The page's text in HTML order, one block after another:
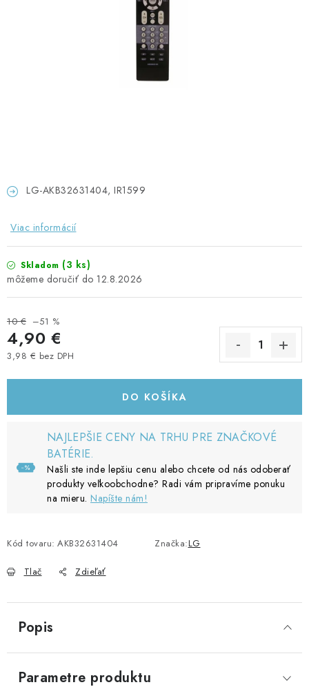
LG-AKB32631404, IR1599
Viac informácií
Skladom (3 ks)
12.8.2026
10 € –51 %
4,90 €
3,98 € bez DPH
DO KOŠÍKA
NAJLEPŠIE CENY NA TRHU PRE ZNAČKOVÉ
BATÉRIE.
Našli ste inde lepšiu cenu alebo chcete od nás odoberať
produkty veľkoobchodne? Radi vám pripravíme ponuku
na mieru. Napíšte nám!
Kód tovaru: AKB32631404 Značka:LG
Tlač Zdieľať
Popis
Parametre produktu